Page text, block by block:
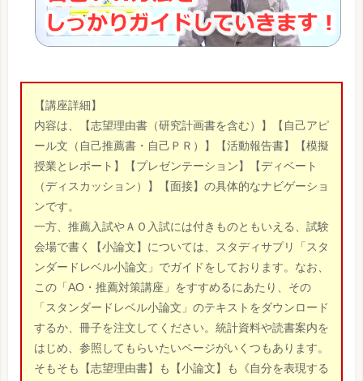
【講座詳細】
内容は、【志望理由書（研究計画書を含む）】【自己アピ
ール文（自己推薦書・自己ＰＲ）】【活動報告書】【模擬
授業とレポート】【プレゼンテーション】【ディベート
（ディスカッション）】【面接】の具体的なナビゲーショ
ンです。
一方、推薦入試やＡＯ入試には付きものともいえる、試験
会場で書く【小論文】については、スタディサプリ「スタ
ンダードレベル小論文」でガイドをしております。なお、
この「AO・推薦対策講座」をすすめるにあたり、その
「スタンダードレベル小論文」のテキストをダウンロード
するか、冊子を注文してください。統計資料や読書案内を
はじめ、参照してもらいたいページがいくつもあります。
そもそも【志望理由書】も【小論文】も《自分を表現する